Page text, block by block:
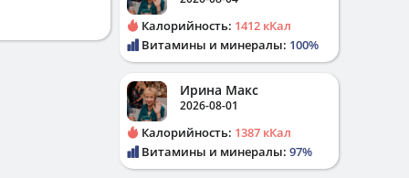
Калорийность: 1412 кКал
Витамины и минералы: 100%
Ирина Макс
2026-08-01
Калорийность: 1387 кКал
Витамины и минералы: 97%